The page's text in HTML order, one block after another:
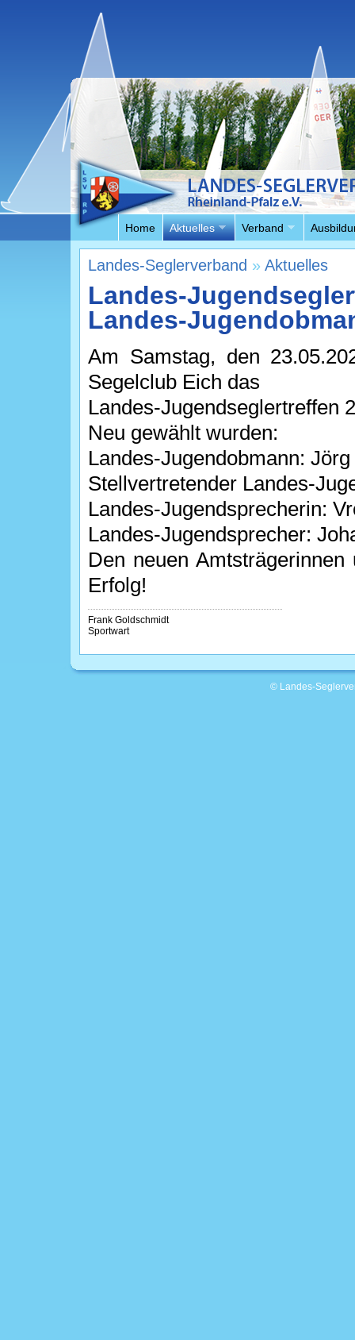
Home Aktuelles Verband
Landes-Seglerverband » Aktuelles
Landes-
Landes-
Am Samstag, den
Segelclub Eich das
Landes-Jugendseglertreffen
Neu gewählt wurden:
Landes-Jugendobmann:
Stellvertretender Landes-
Landes-Jugendsprecherin:
Landes-Jugendsprecher:
Den neuen
Erfolg!
Frank Goldschmidt
Sportwart
© Landes-